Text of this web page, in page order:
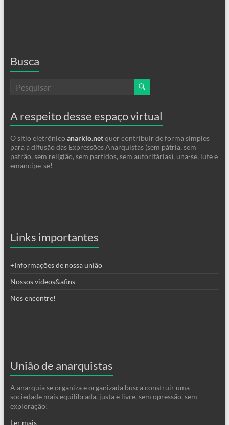
Busca
A respeito desse espaço virtual
O sitio eletrônico anarkio.netquer contribuir de forma simples
para a difusão das Expressões Anarquistas (sem pátria, sem
patrão, sem religião, sem partidos, sem autoritárias), una-se, lute e
emancipe-se!
Links importantes
+Informações de nossa união
Nossos videos&afins
Nos encontre!
União de anarquistas
A anarquia se organiza e organizada busca construir uma
sociedade mais equilibrada, justa e livre, sem opressão, sem
exploração!
Ler mais